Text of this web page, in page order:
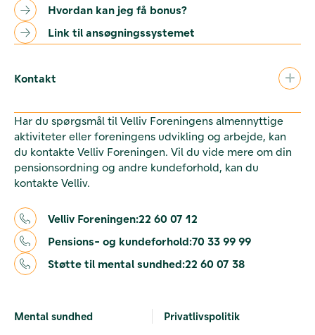
Hvordan kan jeg få bonus?
Link til ansøgningssystemet
Kontakt
Har du spørgsmål til Velliv Foreningens almennyttige
aktiviteter eller foreningens udvikling og arbejde, kan
du kontakte Velliv Foreningen. Vil du vide mere om din
pensionsordning og andre kundeforhold, kan du
kontakte Velliv.
Velliv Foreningen:22 60 07 12
Pensions- og kundeforhold:70 33 99 99
Støtte til mental sundhed:22 60 07 38
Mental sundhed Privatlivspolitik